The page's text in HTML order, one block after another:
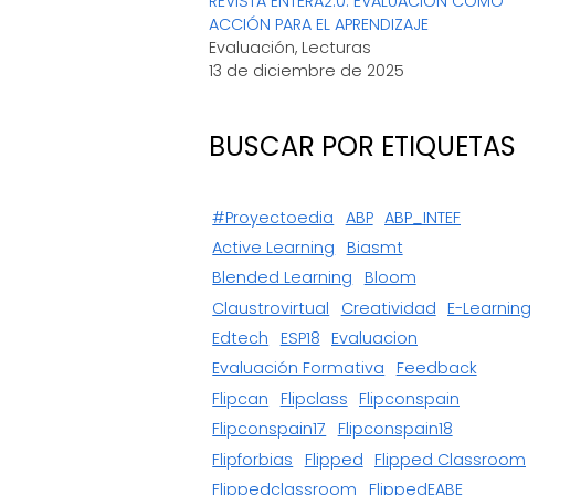
ACCIÓN PARA EL APRENDIZAJE
Evaluación, Lecturas
13 de diciembre de 2025
BUSCAR POR ETIQUETAS
#proyectoedia ABP ABP_INTEF
Active Learning
Biasmt
Blended Learning
Bloom
Claustrovirtual
Creatividad E-Learning
Edtech
ESP18 Evaluacion
Evaluación Formativa
Feedback
Flipcan
Flipclass Flipconspain
Flipconspain17
Flipconspain18
Flipforbias
Flipped Flipped Classroom
Flippedclassroom
FlippedEABE